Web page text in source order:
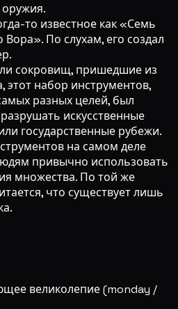
то известное как «Семь
По слухам, его создал
сокровищ, пришедшие из
этот набор инструментов,
разных целей, был
искусственные
государственные рубежи.
на самом деле
привычно использовать
множества. По той же
что существует лишь
великолепие(monday /